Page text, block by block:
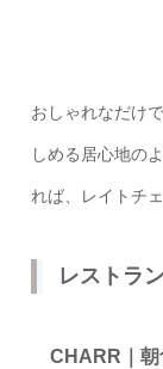
おしゃれなだけ
しめる居心地の
れば、レイトチ
レストラン
CHARR｜朝